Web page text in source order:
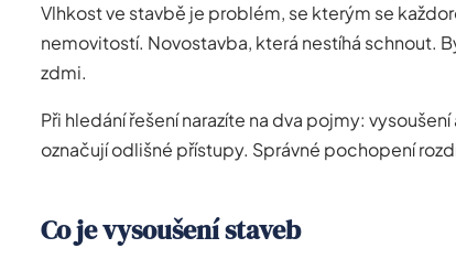
Vlhkost ve stavbě je problém, se kterým se
nemovitostí. Novostavba, která nestíhá schnout.
zdmi.
Při hledání řešení narazíte na dva pojmy:
označují odlišné přístupy. Správné pochopení
Co je vysoušení staveb